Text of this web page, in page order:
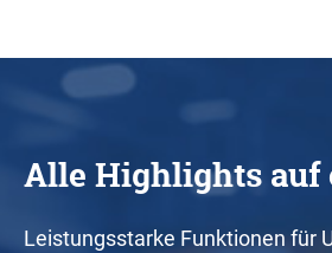
Alle Highlights auf
Leistungsstarke Funktionen für